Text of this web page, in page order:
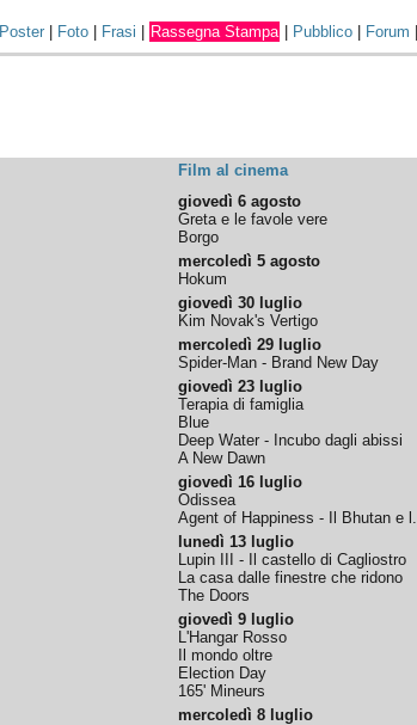
Poster Foto Frasi Rassegna Stampa Pubblico Forum
Film al cinema
giovedì 6 agosto
Greta e le favole vere
Borgo
mercoledì 5 agosto
Hokum
giovedì 30 luglio
Kim Novak's Vertigo
mercoledì 29 luglio
Spider-Man - Brand New Day
giovedì 23 luglio
Terapia di famiglia
Blue
Deep Water - Incubo dagli abissi
A New Dawn
giovedì 16 luglio
Odissea
Agent of Happiness - Il Bhutan e
lunedì 13 luglio
Lupin III - Il castello di Cagliostro
La casa dalle finestre che ridono
The Doors
giovedì 9 luglio
L'Hangar Rosso
Il mondo oltre
Election Day
165' Mineurs
mercoledì 8 luglio